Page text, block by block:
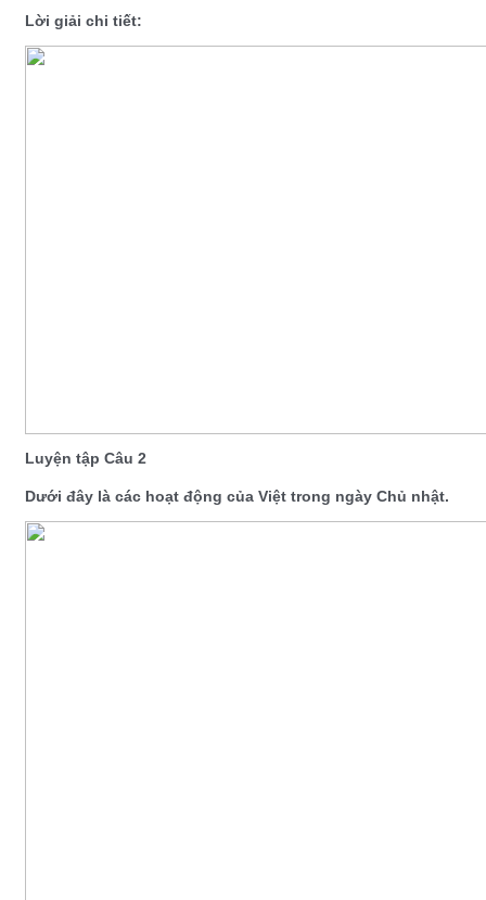
Lời giải chi tiết:
Luyện tập Câu 2
Dưới đây là các hoạt động của Việt trong ngày Chủ nhật.